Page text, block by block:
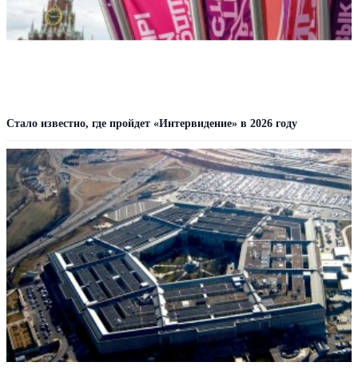
Стало известно, где пройдет «Интервидение» в 2026 году